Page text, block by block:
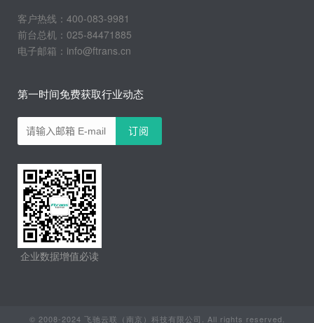
客户热线：400-083-9981
前台总机：025-84471885
电子邮箱：info@ftrans.cn
第一时间免费获取行业动态
企业数据增值必读
© 2008-2024 飞驰云联（南京）科技有限公司. All rights reserved.